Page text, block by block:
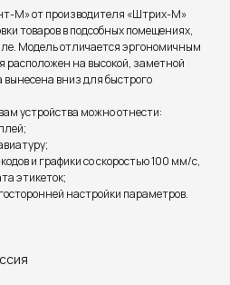
М» от производителя «Штрих-М»
товаров в подсобных помещениях,
Модель отличается эргономичным
расположен на высокой, заметной
вынесена вниз для быстрого
устройства можно отнести:
и графики со скоростью 100 мм/с,
этикеток;
настройки параметров.